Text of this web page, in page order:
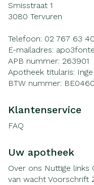
Smisstraat 1
3080 Tervuren
Telefoon: 02 767 63 40
E-mailadres:
APB nummer: 263901
Apotheek titularis:
BTW nummer:
Klantenservice
FAQ
Uw apotheek
Over ons Nuttige links
van wacht Voorschrift